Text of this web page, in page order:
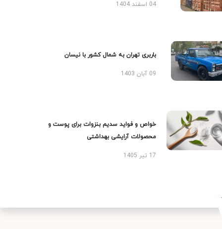
04 اسفند 1404
باربری تهران به شمال کشور با نیسان
09 آبان 1403
خواص و فواید سدیم بنزوات برای پوست و
محصولات آرایشی بهداشتی
17 تیر 1405